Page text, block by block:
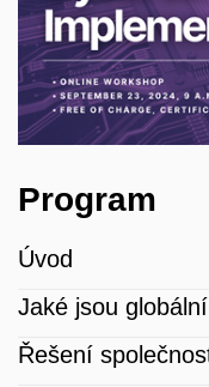
Program
Úvod
Jaké jsou
Řešení